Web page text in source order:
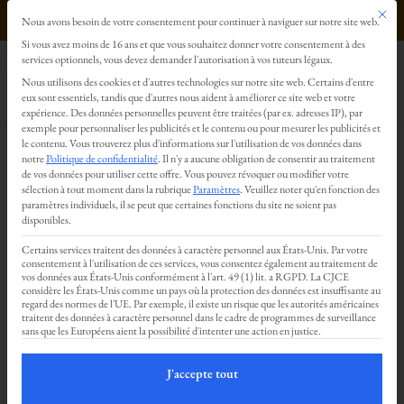
0499293179
La nature festival
parNicolas Deru|Juin 17, 2026
Avec joie, nous vous annonçons notre
présence à La Nature Festival cette année.
Nous sommes très heureux·ses de
rejoindre cette belle aventure et de
pouvoir y partager ce qui nous anime
Ce
Préférences en matière de confidentialité
Nous avons besoin de votre consentement pour continuer à naviguer sur notre site web.
Si vous avez moins de 16 ans et que vous souhaitez donner votre consentement à des
services optionnels, vous devez demander l'autorisation à vos tuteurs légaux.
Nous utilisons des cookies et d'autres technologies sur notre site web. Certains d'entre
eux sont essentiels, tandis que d'autres nous aident à améliorer ce site web et votre
expérience.Des données personnelles peuvent être traitées (par ex. adresses IP), par
exemple pour personnaliser les publicités et le contenu ou pour mesurer les publicités et
le contenu.Vous trouverez plus d'informations sur l'utilisation de vos données dans
notrePolitique de confidentialité.Il n'y a aucune obligation de consentir au traitement
de vos données pour utiliser cette offre.Vous pouvez révoquer ou modifier votre
sélection à tout moment dans la rubriqueParamètres.Veuillez noter qu'en fonction des
paramètres individuels, il se peut que certaines fonctions du site ne soient pas
disponibles.
Certains services traitent des données à caractère personnel aux États-Unis. Par votre
consentement à l'utilisation de ces services, vous consentez également au traitement de
vos données aux États-Unis conformément à l'art. 49 (1) lit. a RGPD. La CJCE
considère les États-Unis comme un pays où la protection des données est insuffisante au
regard des normes de l'UE. Par exemple, il existe un risque que les autorités américaines
traitent des données à caractère personnel dans le cadre de programmes de surveillance
sans que les Européens aient la possibilité d'intenter une action en justice.
J'accepte tout